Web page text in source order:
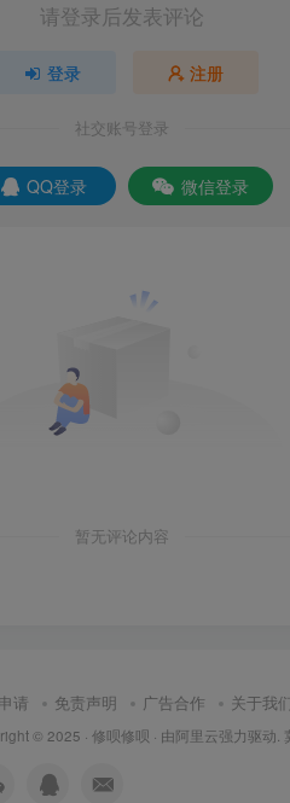
请登录后发表评论
登录 注册
社交账号登录
QQ登录 微信登录
暂无评论内容
请 免责声明 广告合作 关于我
© 2025 · 修呗修呗 · 由阿里云强力驱动.